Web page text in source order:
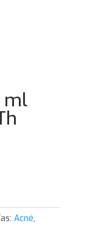
ml
Acné,